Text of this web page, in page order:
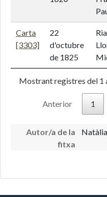
Carta
[3303]
22
d'octubre
de 1825
Mostrant registres del 1
Anterior 1
Autor/a de la
fitxa